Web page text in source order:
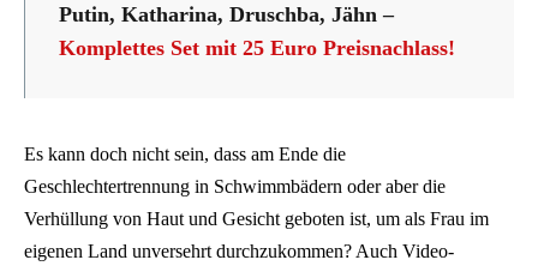
Putin, Katharina, Druschba, Jähn –
Komplettes Set mit 25 Euro Preisnachlass!
Es kann doch nicht sein, dass am Ende die
Geschlechtertrennung in Schwimmbädern oder aber die
Verhüllung von Haut und Gesicht geboten ist, um als Frau im
eigenen Land unversehrt durchzukommen? Auch Video-